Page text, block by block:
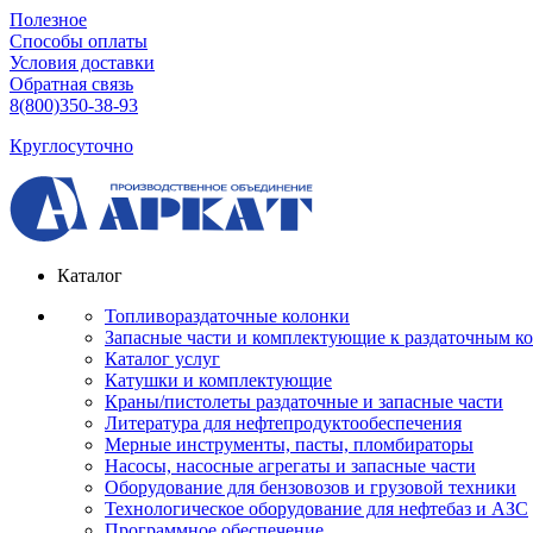
Полезное
Способы оплаты
Условия доставки
Обратная связь
8(800)350-38-93
Круглосуточно
Каталог
Топливораздаточные колонки
Запасные части и комплектующие к раздаточным
Каталог услуг
Катушки и комплектующие
Краны/пистолеты раздаточные и запасные части
Литература для нефтепродуктообеспечения
Мерные инструменты, пасты, пломбираторы
Насосы, насосные агрегаты и запасные части
Оборудование для бензовозов и грузовой техники
Технологическое оборудование для нефтебаз и АЗС